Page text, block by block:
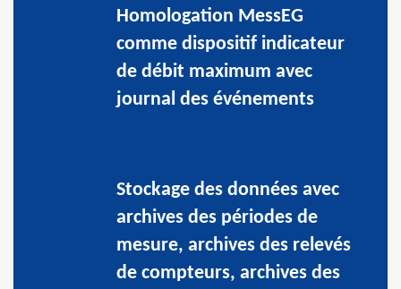
Homologation MessEG
comme dispositif indicateur
de débit maximum avec
journal des événements
Stockage des données avec
archives des périodes de
mesure, archives des relevés
de compteurs, archives des